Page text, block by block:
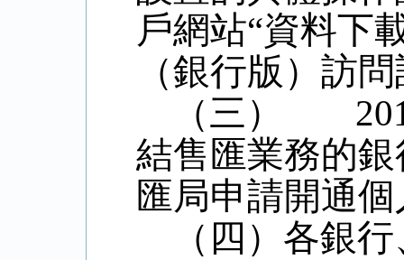
戶網站“資料下
（銀行版）訪
（三）
結售匯業務的
匯局申請開通個
（四）各銀